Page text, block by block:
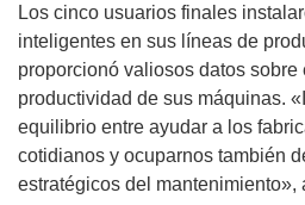
a
v
e
n
t
a
n
Los cinco usuarios finales
inteligentes en sus líneas de
proporcionó valiosos datos sobre
productividad de sus máquinas.
equilibrio entre ayudar a los
cotidianos y ocuparnos también
estratégicos del mantenimiento»,